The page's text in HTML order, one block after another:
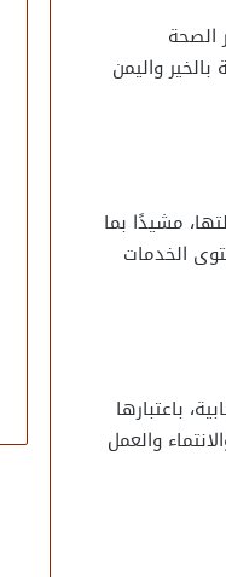
الصحة
واليمن
مشيدًا بما
الخدمات
باعتبارها
والعمل